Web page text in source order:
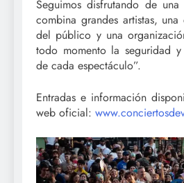
Seguimos disfrutando de
combina grandes artistas, una
del público y una
todo momento la seguridad
de cada espectáculo”.
Entradas e información
web oficial: